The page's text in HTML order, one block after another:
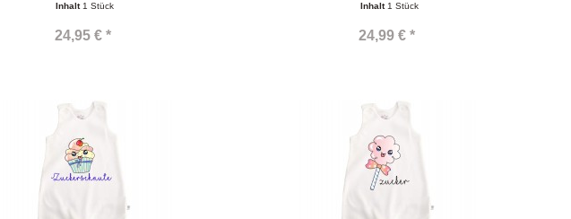
Inhalt1 Stück
24,95 € *
Inhalt1 Stück
24,99 € *